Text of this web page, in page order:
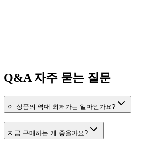
Q&A 자주 묻는 질문
이 상품의 역대 최저가는 얼마인가요?
지금 구매하는 게 좋을까요?